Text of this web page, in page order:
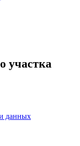
участка
данных